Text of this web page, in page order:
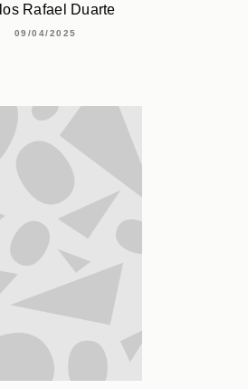
Rafael Duarte
09/04/2025